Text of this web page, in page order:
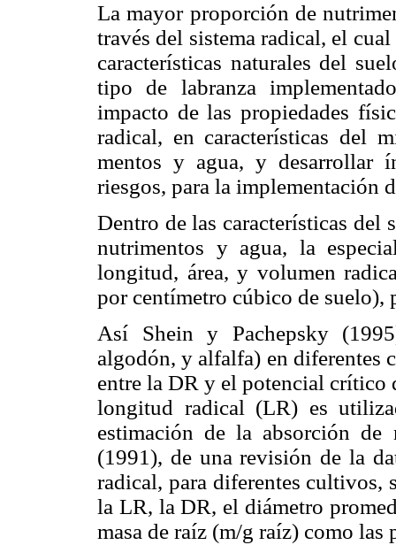
La mayor proporción de
través del sistema radical, el
características naturales del
tipo de labranza
impacto de las propiedades
radical, en caracte­rísticas del
mentos y agua, y desarrollar
riesgos, para la implementación
Dentro de las características del
nutrimentos y agua, la
longitud, área, y volumen
por centímetro cúbico de suelo),
Así Shein y Pachepsky
algodón, y alfalfa) en diferentes
entre la DR y el potencial crítico
longitud radical (LR) es
estimación de la absorción
(1991), de una revisión de la
radical, para diferentes cultivos,
la LR, la DR, el diámetro
masa de raíz (m/g raíz) como